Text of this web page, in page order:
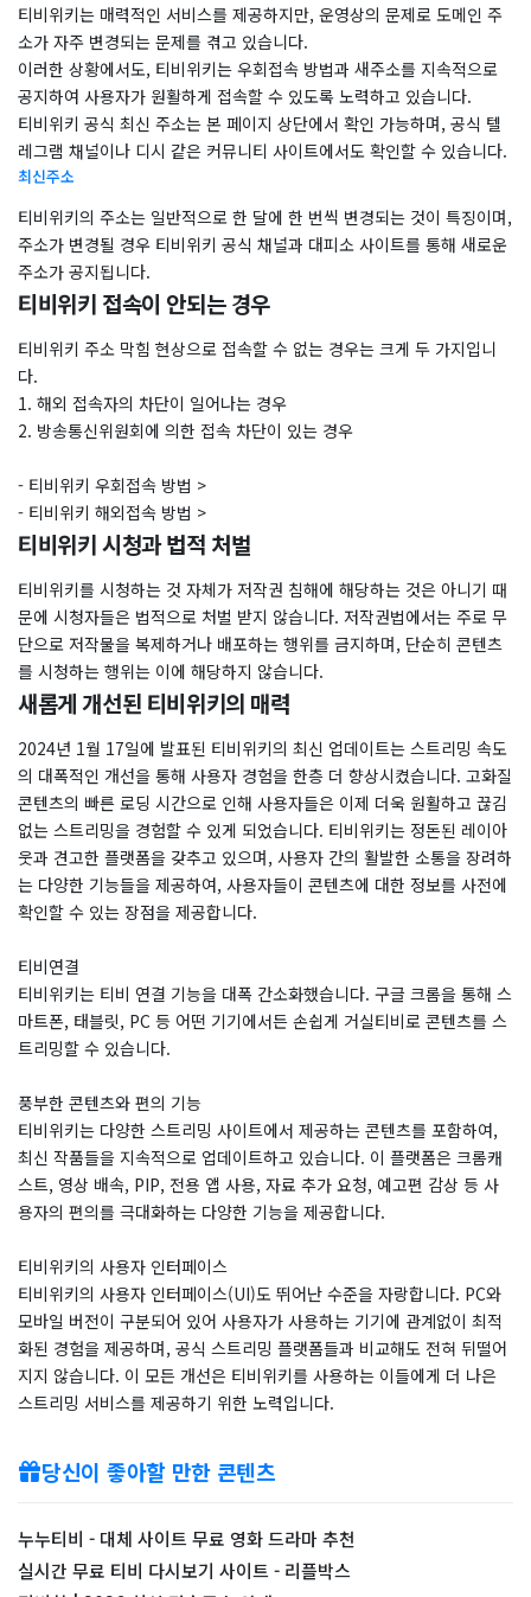
티비위키는 매력적인 서비스를 제공하지만, 운영상의 문제로 도메인 주
소가 자주 변경되는 문제를 겪고 있습니다.
이러한 상황에서도, 티비위키는 우회접속 방법과 새주소를 지속적으로
공지하여 사용자가 원활하게 접속할 수 있도록 노력하고 있습니다.
티비위키 공식 최신 주소는 본 페이지 상단에서 확인 가능하며, 공식 텔
레그램 채널이나 디시 같은 커뮤니티 사이트에서도 확인할 수 있습니다.
최신주소
티비위키의 주소는 일반적으로 한 달에 한 번씩 변경되는 것이 특징이며,
주소가 변경될 경우 티비위키 공식 채널과 대피소 사이트를 통해 새로운
주소가 공지됩니다.
티비위키 접속이 안되는 경우
티비위키 주소 막힘 현상으로 접속할 수 없는 경우는 크게 두 가지입니
다.
1. 해외 접속자의 차단이 일어나는 경우
2. 방송통신위원회에 의한 접속 차단이 있는 경우
- 티비위키 우회접속 방법 >
- 티비위키 해외접속 방법 >
티비위키 시청과 법적 처벌
티비위키를 시청하는 것 자체가 저작권 침해에 해당하는 것은 아니기 때
문에 시청자들은 법적으로 처벌 받지 않습니다. 저작권법에서는 주로 무
단으로 저작물을 복제하거나 배포하는 행위를 금지하며, 단순히 콘텐츠
를 시청하는 행위는 이에 해당하지 않습니다.
새롭게 개선된 티비위키의 매력
2024년 1월 17일에 발표된 티비위키의 최신 업데이트는 스트리밍 속도
의 대폭적인 개선을 통해 사용자 경험을 한층 더 향상시켰습니다. 고화질
콘텐츠의 빠른 로딩 시간으로 인해 사용자들은 이제 더욱 원활하고 끊김
없는 스트리밍을 경험할 수 있게 되었습니다. 티비위키는 정돈된 레이아
웃과 견고한 플랫폼을 갖추고 있으며, 사용자 간의 활발한 소통을 장려하
는 다양한 기능들을 제공하여, 사용자들이 콘텐츠에 대한 정보를 사전에
확인할 수 있는 장점을 제공합니다.
티비연결
티비위키는 티비 연결 기능을 대폭 간소화했습니다. 구글 크롬을 통해 스
마트폰, 태블릿, PC 등 어떤 기기에서든 손쉽게 거실티비로 콘텐츠를 스
트리밍할 수 있습니다.
풍부한 콘텐츠와 편의 기능
티비위키는 다양한 스트리밍 사이트에서 제공하는 콘텐츠를 포함하여,
최신 작품들을 지속적으로 업데이트하고 있습니다. 이 플랫폼은 크롬캐
스트, 영상 배속, PIP, 전용 앱 사용, 자료 추가 요청, 예고편 감상 등 사
용자의 편의를 극대화하는 다양한 기능을 제공합니다.
티비위키의 사용자 인터페이스
티비위키의 사용자 인터페이스(UI)도 뛰어난 수준을 자랑합니다. PC와
모바일 버전이 구분되어 있어 사용자가 사용하는 기기에 관계없이 최적
화된 경험을 제공하며, 공식 스트리밍 플랫폼들과 비교해도 전혀 뒤떨어
지지 않습니다. 이 모든 개선은 티비위키를 사용하는 이들에게 더 나은
스트리밍 서비스를 제공하기 위한 노력입니다.
당신이 좋아할 만한 콘텐츠
누누티비 - 대체 사이트 무료 영화 드라마 추천
실시간 무료 티비 다시보기 사이트 - 리플박스